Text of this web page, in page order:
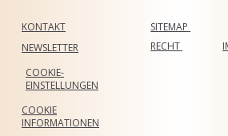
KONTAKT
SITEMAP
NEWSLETTER
COOKIE-
EINSTELLUNGEN
RECHT
COOKIE
INFORMATIONEN